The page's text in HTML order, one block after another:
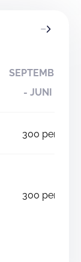
SEPTEMBER
- JUNI
300 pers.
300 pers.